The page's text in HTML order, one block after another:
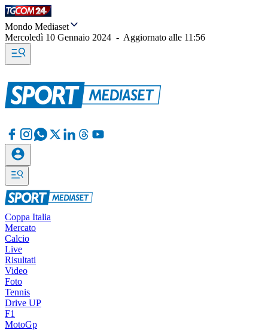
Mondo Mediaset
Mercoledì 10 Gennaio 2024 - Aggiornato alle 11:56
Coppa Italia
Mercato
Calcio
Live
Risultati
Video
Foto
Tennis
Drive UP
F1
MotoGp